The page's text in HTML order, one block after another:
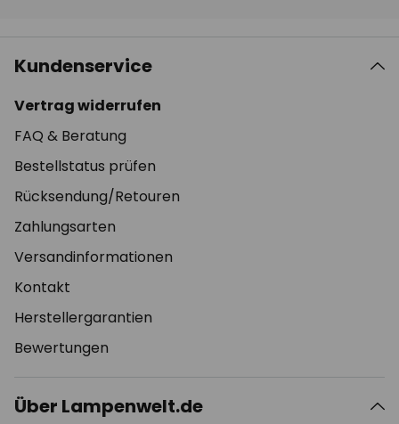
Kundenservice
Vertrag widerrufen
FAQ & Beratung
Bestellstatus prüfen
Rücksendung/Retouren
Zahlungsarten
Versandinformationen
Kontakt
Herstellergarantien
Bewertungen
Über Lampenwelt.de